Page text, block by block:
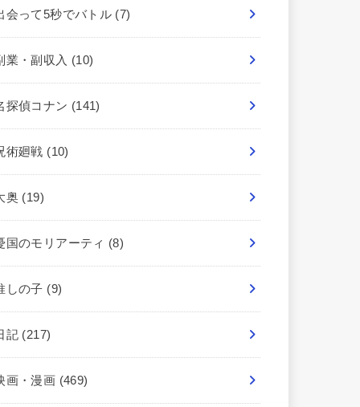
会って5秒でバトル (7)
業・副収入 (10)
探偵コナン (141)
術廻戦 (10)
奥 (19)
国のモリアーティ (8)
しの子 (9)
記 (217)
画・漫画 (469)